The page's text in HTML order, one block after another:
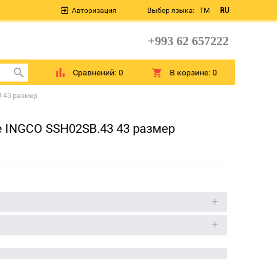
Выбор языка: TM RU
Авторизация
+993 62 657222
Сравнений: 0 В корзине:0
43 размеp
SSH02SB.43 43 размеp